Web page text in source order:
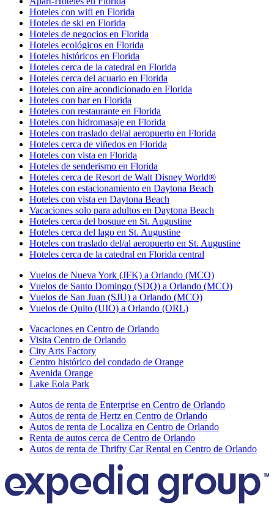
Hoteles con wifi en Florida
Hoteles de ski en Florida
Hoteles de negocios en Florida
Hoteles ecológicos en Florida
Hoteles históricos en Florida
Hoteles cerca de la catedral en Florida
Hoteles cerca del acuario en Florida
Hoteles con aire acondicionado en Florida
Hoteles con bar en Florida
Hoteles con restaurante en Florida
Hoteles con hidromasaje en Florida
Hoteles con traslado del/al aeropuerto en Florida
Hoteles cerca de viñedos en Florida
Hoteles con vista en Florida
Hoteles de senderismo en Florida
Hoteles cerca de Resort de Walt Disney World®
Hoteles con estacionamiento en Daytona Beach
Hoteles con vista en Daytona Beach
Vacaciones solo para adultos en Daytona Beach
Hoteles cerca del bosque en St. Augustine
Hoteles cerca del lago en St. Augustine
Hoteles con traslado del/al aeropuerto en St. Augustine
Hoteles cerca de la catedral en Florida central
Vuelos de Nueva York (JFK) a Orlando (MCO)
Vuelos de Santo Domingo (SDQ) a Orlando (MCO)
Vuelos de San Juan (SJU) a Orlando (MCO)
Vuelos de Quito (UIO) a Orlando (ORL)
Vacaciones en Centro de Orlando
Visita Centro de Orlando
City Arts Factory
Centro histórico del condado de Orange
Avenida Orange
Lake Eola Park
Autos de renta de Enterprise en Centro de Orlando
Autos de renta de Hertz en Centro de Orlando
Autos de renta de Localiza en Centro de Orlando
Renta de autos cerca de Centro de Orlando
Autos de renta de Thrifty Car Rental en Centro de Orlando